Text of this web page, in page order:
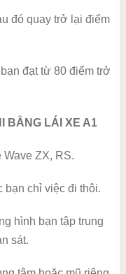
đó quay trở lại điểm
đạt từ 80 điểm trở
BẰNG LÁI XE A1
Wave ZX, RS.
bạn chỉ việc đi thôi.
hình bạn tập trung
sát.